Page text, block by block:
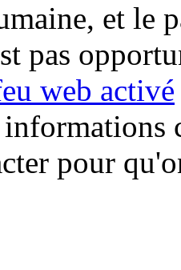
et le
pas
web activé
pour